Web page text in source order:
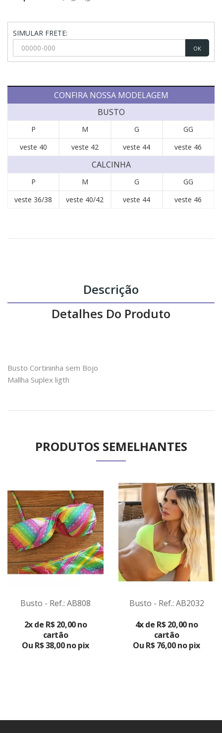
SIMULAR FRETE:
OK
CONFIRA NOSSA MODELAGEM
BUSTO
P M G
GG
veste 40
veste 42 veste 44 veste 46
CALCINHA
P M G
GG
veste 36/38
veste 40/42 veste 44 veste 46
Descrição
Detalhes Do Produto
Busto Cortininha sem Bojo
Mallha Suplex ligth
PRODUTOS SEMELHANTES
Busto - Ref.: AB808
2x de R$ 20,00 no
cartão
Ou R$ 38,00 no pix
PRODUTO
Busto - Ref.: AB2032
4x de R$ 20,00 no
cartão
Ou R$ 76,00 no pix
PRODUTO